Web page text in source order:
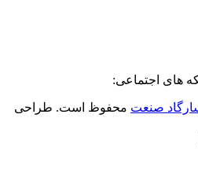
های اجتماعی:
صنعت محفوظ است. طراحی